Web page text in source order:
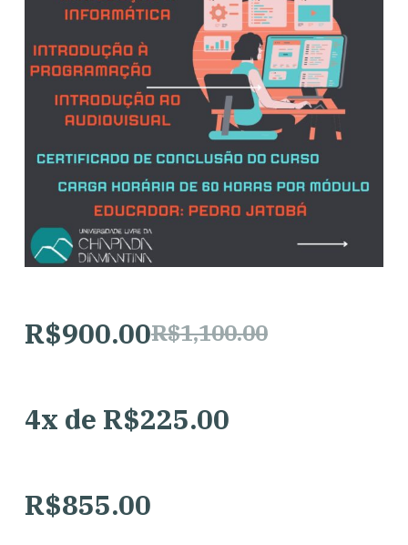
R$1,100.00
R$900.00
4x de R$225.00
R$855.00